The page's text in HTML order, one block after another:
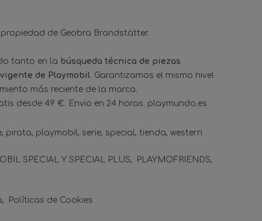
de Geobra Brandstätter.
tanto en la búsqueda técnica de piezas
de Playmobil. Garantizamos el mismo nivel
más reciente de la marca.
desde 49 €. Envio en 24 horas. playmundo.es
pirata playmobil serie special tienda western
SPECIAL Y SPECIAL PLUS
PLAYMOFRIENDS
Políticas de Cookies